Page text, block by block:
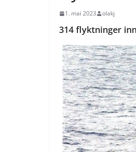
1. mai 2023 olakj
314 flyktninger